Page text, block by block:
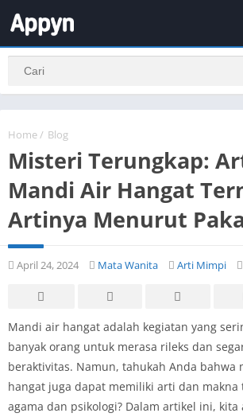
Home / Blog
Misteri Terungkap:
Mandi Air Hangat
Artinya Menurut
April 24, 2024 Mata Wanita Arti Mimpi
Mandi air hangat adalah kegiatan yang
banyak orang untuk merasa rileks dan
beraktivitas. Namun, tahukah Anda bahwa
hangat juga dapat memiliki arti dan
agama dan psikologi? Dalam artikel ini, kita